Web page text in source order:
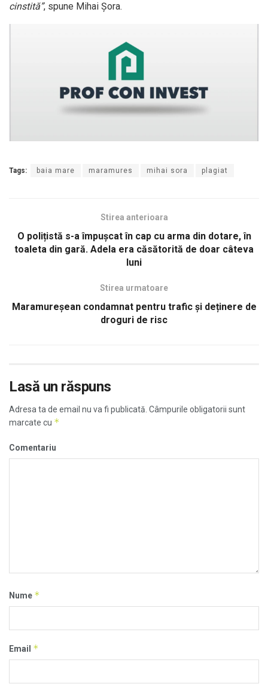
cinstită”, spune Mihai Șora.
Tags: baia mare maramures mihai sora plagiat
Stirea anterioara
O polițistă s-a împușcat în cap cu arma din dotare, în
toaleta din gară. Adela era căsătorită de doar câteva
luni
Stirea urmatoare
Maramureşean condamnat pentru trafic și deținere de
droguri de risc
Lasă un răspuns
Adresa ta de email nu va fi publicată. Câmpurile obligatorii sunt
marcate cu *
Comentariu
Nume *
Email *